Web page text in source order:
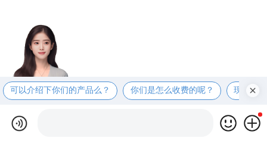
可以介绍下你们的产品么？ 你们是怎么收费的呢？ 现在有